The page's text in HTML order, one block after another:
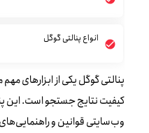
انواع پنالتی‌ گوگل
پنالتی گوگل یکی از ابزارهای
کیفیت نتایج جستجو است. این
وب‌سایتی قوانین و